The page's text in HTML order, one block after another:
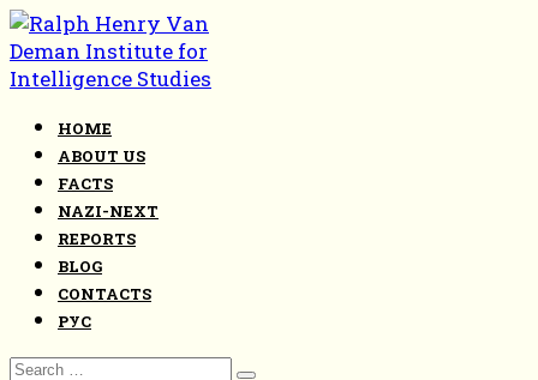
Skip
to
content
HOME
ABOUT US
FACTS
NAZI-NEXT
REPORTS
BLOG
CONTACTS
РУС
Search